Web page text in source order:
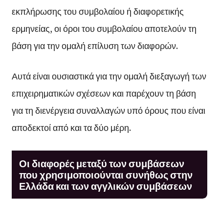
εκπλήρωσης του συμβολαίου ή διαφορετικής
ερμηνείας, οι όροι του συμβολαίου αποτελούν τη
βάση για την ομαλή επίλυση των διαφορών.
Αυτά είναι ουσιαστικά για την ομαλή διεξαγωγή των
επιχειρηματικών σχέσεων και παρέχουν τη βάση
για τη διενέργεια συναλλαγών υπό όρους που είναι
αποδεκτοί από και τα δύο μέρη.
Οι διαφορές μεταξύ των συμβάσεων
που χρησιμοποιούνται συνήθως στην
Ελλάδα και των αγγλικών συμβάσεων